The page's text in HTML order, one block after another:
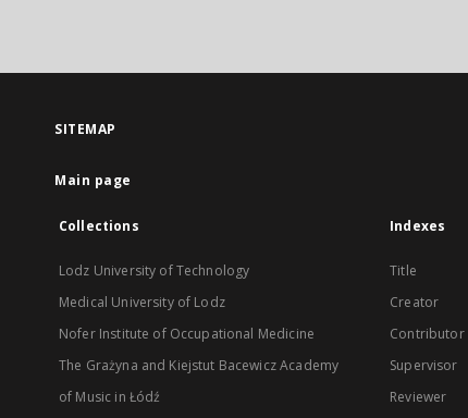
SITEMAP
Main page
Collections
Lodz University of Technology
Medical University of Lodz
Nofer Institute of Occupational Medicine
The Grażyna and Kiejstut Bacewicz Academy
of Music in Łódź
Indexes
Title
Creator
Contributor
Supervisor
Reviewer